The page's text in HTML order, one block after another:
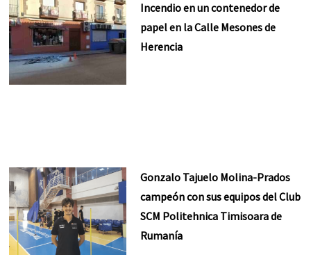
Incendio en un contenedor de
papel en la Calle Mesones de
Herencia
Gonzalo Tajuelo Molina-Prados
campeón con sus equipos del Club
SCM Politehnica Timisoara de
Rumanía